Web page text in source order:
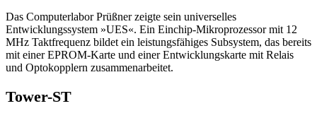
Das Computerlabor Prüßner zeigte sein universelles
Entwicklungssystem »UES«. Ein Einchip-Mikroprozessor mit 12
MHz Taktfrequenz bildet ein leistungsfähiges Subsystem, das bereits
mit einer EPROM-Karte und einer Entwicklungskarte mit Relais
und Optokopplern zusammenarbeitet.
Tower-ST